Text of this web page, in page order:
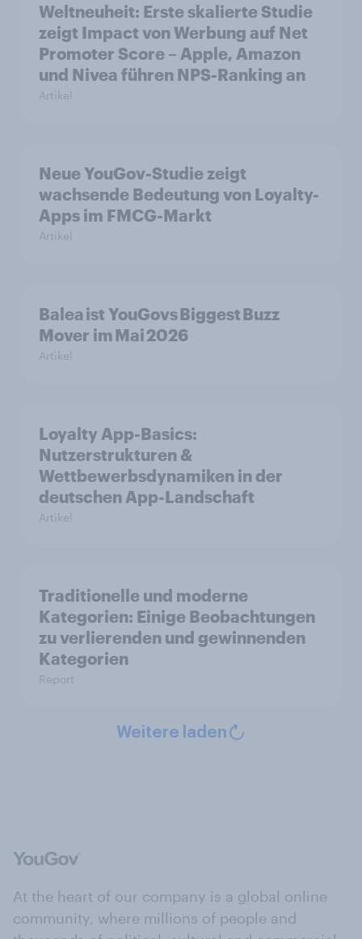
Weltneuheit: Erste skalierte Studie
zeigt Impact von Werbung auf Net
Promoter Score – Apple, Amazon
und Nivea führen NPS-Ranking an
Artikel
Neue YouGov-Studie zeigt
wachsende Bedeutung von Loyalty-
Apps im FMCG-Markt
Artikel
Balea ist YouGovs Biggest Buzz
Mover im Mai 2026
Artikel
Loyalty App-Basics:
Nutzerstrukturen &
Wettbewerbsdynamiken in der
deutschen App-Landschaft
Artikel
Traditionelle und moderne
Kategorien: Einige Beobachtungen
zu verlierenden und gewinnenden
Kategorien
Report
Weitere laden
At the heart of our company is a global online
community, where millions of people and